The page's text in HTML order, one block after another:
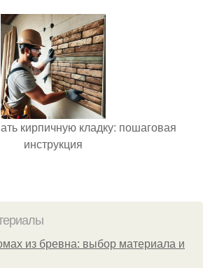
кирпичную кладку: пошаговая
инструкция
из бревна: выбор материала и